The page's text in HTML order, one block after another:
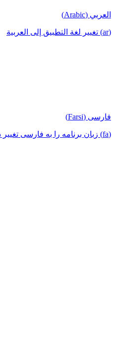
العربي (Arabic)
(ar) تغيير لغة التطبيق إلى العربية
فارسی (Farsi)
(fa) زبان برنامه را به فارسی تغییر دهید